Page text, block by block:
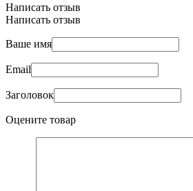
Написать отзыв
Написать отзыв
Ваше имя
Email
Заголовок
Оцените товар